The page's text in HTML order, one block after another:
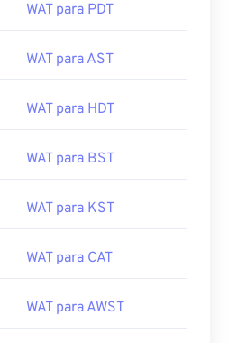
WAT para PDT
WAT para AST
WAT para HDT
WAT para BST
WAT para KST
WAT para CAT
WAT para AWST